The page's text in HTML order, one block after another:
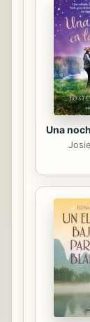
Una